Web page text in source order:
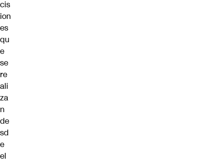
cis
ion
es
qu
e
se
re
ali
za
n
de
sd
e
el